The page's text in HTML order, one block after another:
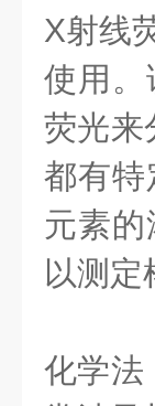
X射线
使用。
荧光来
都有特
元素
以测定
化学法